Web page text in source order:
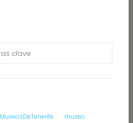
MuseosDeTenerife
museo